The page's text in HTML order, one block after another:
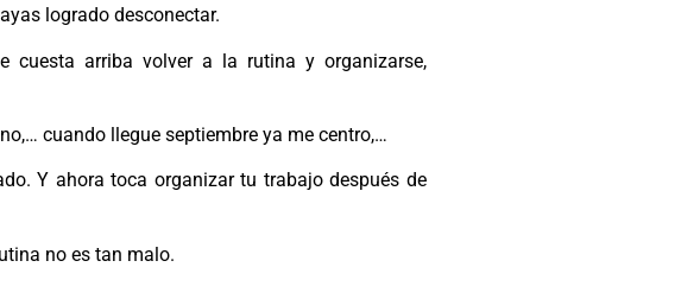
logrado desconectar.
cuesta arriba volver a la rutina y organizarse,
cuando llegue septiembre ya me centro,…
Y ahora toca organizar tu trabajo después de
no es tan malo.